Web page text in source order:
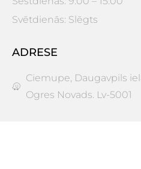
Svētdienās: Slēgts
ADRESE
Ciemupe, Daugavpils
Ogres Novads. Lv-5001